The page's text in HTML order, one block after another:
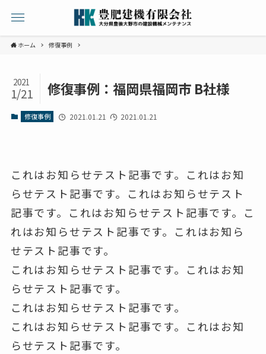
ホーム 修復事例
修復事例：福岡県福岡市 B社様
2021
1/21
修復事例 2021.01.21 2021.01.21
これはお知らせテスト記事です。これはお知
らせテスト記事です。これはお知らせテスト
記事です。これはお知らせテスト記事です。こ
れはお知らせテスト記事です。これはお知ら
せテスト記事です。
これはお知らせテスト記事です。これはお知
らせテスト記事です。
これはお知らせテスト記事です。
これはお知らせテスト記事です。これはお知
らせテスト記事です。